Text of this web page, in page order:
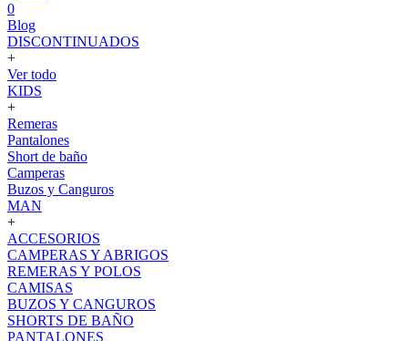
0
Blog
DISCONTINUADOS
+
Ver todo
KIDS
+
Remeras
Pantalones
Short de baño
Camperas
Buzos y Canguros
MAN
+
ACCESORIOS
CAMPERAS Y ABRIGOS
REMERAS Y POLOS
CAMISAS
BUZOS Y CANGUROS
SHORTS DE BAÑO
PANTALONES